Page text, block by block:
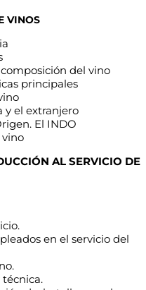
VINOS
del vino
principales
y el extranjero
El INDO
vino
AL SERVICIO DE
en el servicio del